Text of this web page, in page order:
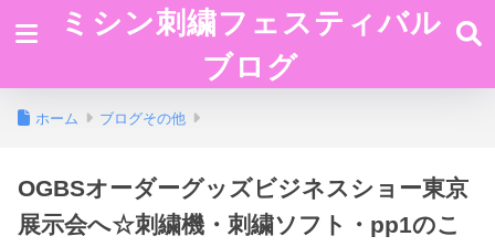
ミシン刺繍フェスティバル
ブログ
ホーム ブログその他
OGBSオーダーグッズビジネスショー東京
展示会へ☆刺繍機・刺繍ソフト・pp1のこ